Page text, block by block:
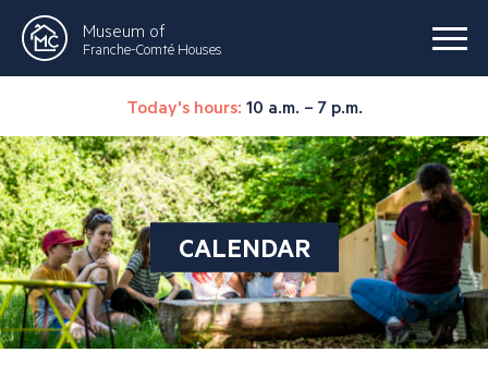
Museum of
Franche-Comté Houses
Today's hours: 10 a.m. – 7 p.m.
CALENDAR